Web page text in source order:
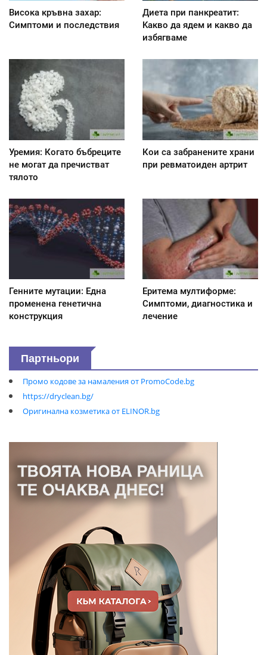
Висока кръвна захар:
Симптоми и последствия
Диета при панкреатит:
Kакво да ядем и какво да
избягваме
Уремия: Когато бъбреците
не могат да пречистват
тялото
Кои са забранените храни
при ревматоиден артрит
Генните мутации: Една
променена генетична
конструкция
Еритема мултиформе:
Симптоми, диагностика и
лечение
Партньори
Промо кодове за намаления от PromoCode.bg
https://dryclean.bg/
Оригинална козметика от ELINOR.bg